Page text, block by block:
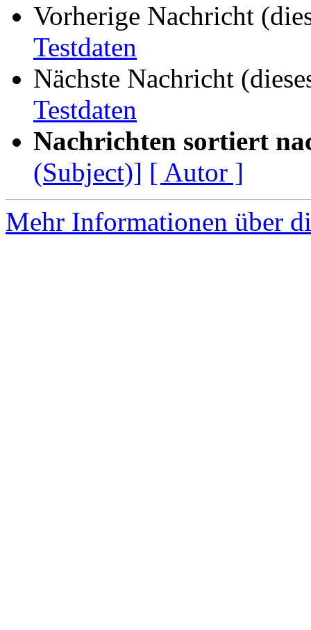
Vorherige Nachricht
Testdaten
Nächste Nachricht
Testdaten
Nachrichten sortiert
(Subject)] [ Autor ]
Mehr Informationen über